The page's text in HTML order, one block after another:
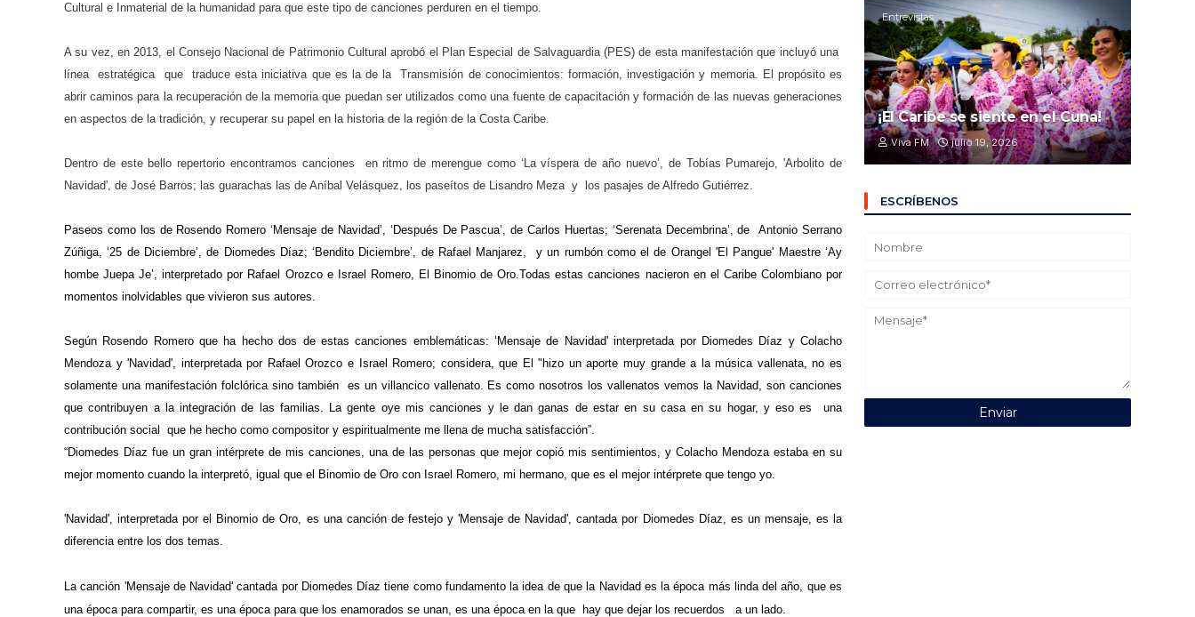
Cultural e Inmaterial de la humanidad para que este tipo de canciones perduren en el tiempo.
A su vez, en 2013, el Consejo Nacional de Patrimonio Cultural aprobó el Plan Especial de Salvaguardia (PES) de esta manifestación que incluyó una
línea estratégica que traduce esta iniciativa que es la de la Transmisión de conocimientos: formación, investigación y memoria. El propósito es
abrir caminos para la recuperación de la memoria que puedan ser utilizados como una fuente de capacitación y formación de las nuevas generaciones
en aspectos de la tradición, y recuperar su papel en la historia de la región de la Costa Caribe.
Dentro de este bello repertorio encontramos canciones en ritmo de merengue como ‘La víspera de año nuevo’, de Tobías Pumarejo, 'Arbolito de
Navidad', de José Barros; las guarachas las de Aníbal Velásquez, los paseítos de Lisandro Meza y los pasajes de Alfredo Gutiérrez.
Paseos como los de Rosendo Romero ‘Mensaje de Navidad’, ‘Después De Pascua’, de Carlos Huertas; ‘Serenata Decembrina’, de Antonio Serrano
Zúñiga, ‘25 de Diciembre’, de Diomedes Díaz; ‘Bendito Diciembre’, de Rafael Manjarez, y un rumbón como el de Orangel 'El Pangue' Maestre ‘Ay
hombe Juepa Je’, interpretado por Rafael Orozco e Israel Romero, El Binomio de Oro.Todas estas canciones nacieron en el Caribe Colombiano por
momentos inolvidables que vivieron sus autores.
Según Rosendo Romero que ha hecho dos de estas canciones emblemáticas: ‘Mensaje de Navidad' interpretada por Diomedes Díaz y Colacho
Mendoza y 'Navidad', interpretada por Rafael Orozco e Israel Romero; considera, que El "hizo un aporte muy grande a la música vallenata, no es
solamente una manifestación folclórica sino también es un villancico vallenato. Es como nosotros los vallenatos vemos la Navidad, son canciones
que contribuyen a la integración de las familias. La gente oye mis canciones y le dan ganas de estar en su casa en su hogar, y eso es una
contribución social que he hecho como compositor y espiritualmente me llena de mucha satisfacción”.
“Diomedes Díaz fue un gran intérprete de mis canciones, una de las personas que mejor copió mis sentimientos, y Colacho Mendoza estaba en su
mejor momento cuando la interpretó, igual que el Binomio de Oro con Israel Romero, mi hermano, que es el mejor intérprete que tengo yo.
'Navidad', interpretada por el Binomio de Oro, es una canción de festejo y 'Mensaje de Navidad', cantada por Diomedes Díaz, es un mensaje, es la
diferencia entre los dos temas.
La canción 'Mensaje de Navidad' cantada por Diomedes Díaz tiene como fundamento la idea de que la Navidad es la época más linda del año, que es
una época para compartir, es una época para que los enamorados se unan, es una época en la que hay que dejar los recuerdos a un lado.
Entrevistas
¡El Caribe se siente en el Cuna!
Viva FM julio 19, 2026
ESCRÍBENOS